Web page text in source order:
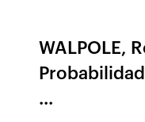
WALPOLE,
...